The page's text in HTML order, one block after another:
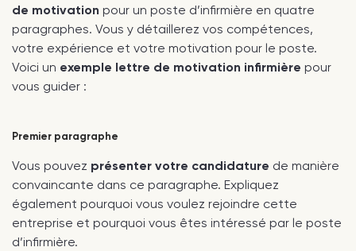
de motivation pour un poste d’infirmière en quatre
paragraphes. Vous y détaillerez vos compétences,
votre expérience et votre motivation pour le poste.
Voici un exemple lettre de motivation infirmière pour
vous guider :
Premier paragraphe
Vous pouvez présenter votre candidature de manière
convaincante dans ce paragraphe. Expliquez
également pourquoi vous voulez rejoindre cette
entreprise et pourquoi vous êtes intéressé par le poste
d’infirmière.